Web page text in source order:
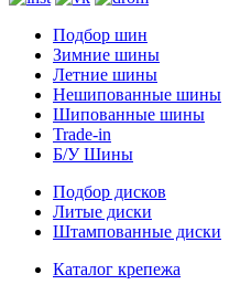
Подбор шин
Зимние шины
Летние шины
Нешипованные шины
Шипованные шины
Trade-in
Б/У Шины
Подбор дисков
Литые диски
Штампованные диски
Каталог крепежа